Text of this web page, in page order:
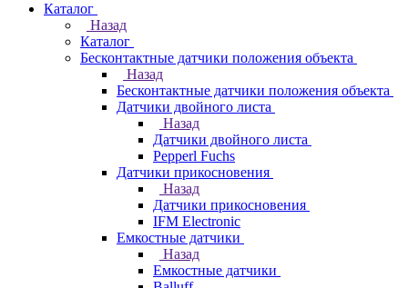
Каталог
Назад
Каталог
Бесконтактные датчики положения объекта
Назад
Бесконтактные датчики положения объекта
Датчики двойного листа
Назад
Датчики двойного листа
Pepperl Fuchs
Датчики прикосновения
Назад
Датчики прикосновения
IFM Electronic
Емкостные датчики
Назад
Емкостные датчики